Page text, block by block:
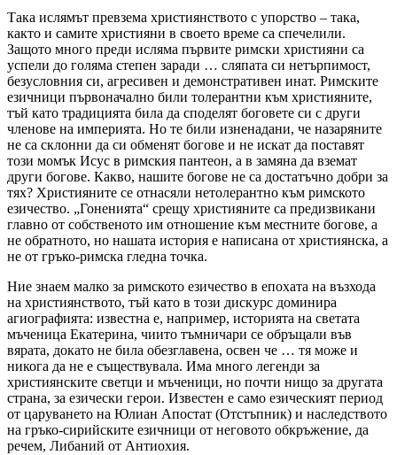
Така ислямът превзема християнството с упорство – така,
както и самите християни в своето време са спечелили.
Защото много преди исляма първите римски християни са
успели до голяма степен заради … сляпата си нетърпимост,
безусловния си, агресивен и демонстративен инат. Римските
езичници първоначално били толерантни към християните,
тъй като традицията била да споделят боговете си с други
членове на империята. Но те били изненадани, че назаряните
не са склонни да си обменят богове и не искат да поставят
този момък Исус в римския пантеон, а в замяна да вземат
други богове. Какво, нашите богове не са достатъчно добри за
тях? Християните се отнасяли нетолерантно към римското
езичество. „Гоненията“ срещу християните са предизвикани
главно от собственото им отношение към местните богове, а
не обратното, но нашата история е написана от християнска, а
не от гръко-римска гледна точка.
Ние знаем малко за римското езичество в епохата на възхода
на християнството, тъй като в този дискурс доминира
агиографията: известна е, например, историята на светата
мъченица Екатерина, чиито тъмничари се обръщали във
вярата, докато не била обезглавена, освен че … тя може и
никога да не е съществувала. Има много легенди за
християнските светци и мъченици, но почти нищо за другата
страна, за езически герои. Известен е само езическият период
от царуването на Юлиан Апостат (Отстъпник) и наследството
на гръко-сирийските езичници от неговото обкръжение, да
речем, Либаний от Антиохия.